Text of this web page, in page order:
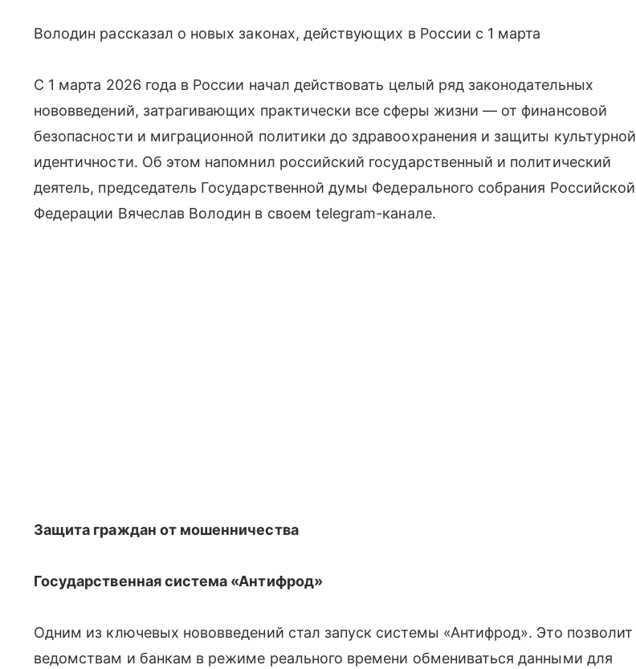
Володин рассказал о новых законах, действующих в России с 1 марта
С 1 марта 2026 года в России начал действовать целый ряд законодательных
нововведений, затрагивающих практически все сферы жизни — от финансовой
безопасности и миграционной политики до здравоохранения и защиты культурной
идентичности. Об этом напомнил российский государственный и политический
деятель, председатель Государственной думы Федерального собрания Российской
Федерации Вячеслав Володин в своем telegram-канале.
Защита граждан от мошенничества
Государственная система «Антифрод»
Одним из ключевых нововведений стал запуск системы «Антифрод». Это позволит
ведомствам и банкам в режиме реального времени обмениваться данными для